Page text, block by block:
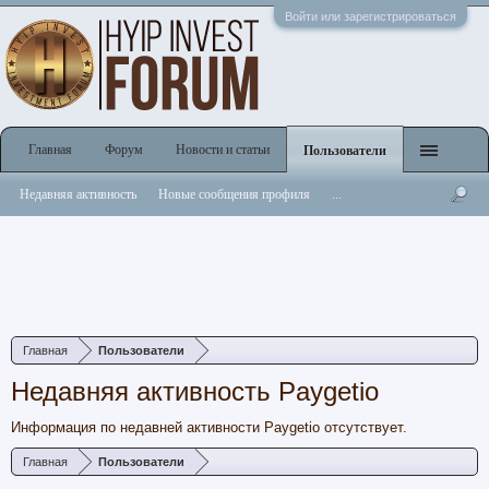
Войти или зарегистрироваться
Главная Пользователи
Недавняя активность Paygetio
Информация по недавней активности Paygetio отсутствует.
Главная Пользователи
Главная Форум Новости и статьи Пользователи
Недавняя активность Новые сообщения профиля ...